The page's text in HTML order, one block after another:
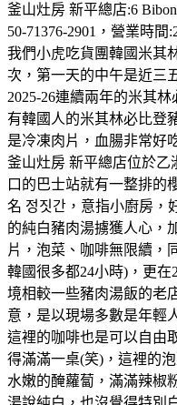
釜山灶房 新平總店:6
50-71376-2901，營業時
我們小虎吃貨團韓國米其
次，第一天的中午是近三
2025-26連續兩年的米其
有韓國人的米其林必比登
是冷凍肉片，血腸非常好
釜山灶房 新平總店位於乙
口的巴士站就有一整排的
名 정짓간，意指小廚房，
的純白豬肉湯擄獲人心，
片，泡菜、咖啡無限續，
韓國很多都24小時)，更
境相較一些豬肉湯飯的老
意，是以現場多數是年輕
這裡的咖啡也是可以自由
得滿滿一桌(笑)，這裡的
水嫩的醃蘿蔔，滿滿辣椒